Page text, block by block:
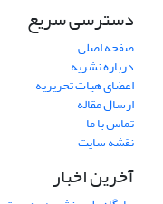
دسترسی سریع
صفحه اصلی
درباره نشریه
اعضای هیات تحریریه
ارسال مقاله
تماس با ما
نقشه سایت
آخرین اخبار